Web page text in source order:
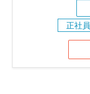
正社員